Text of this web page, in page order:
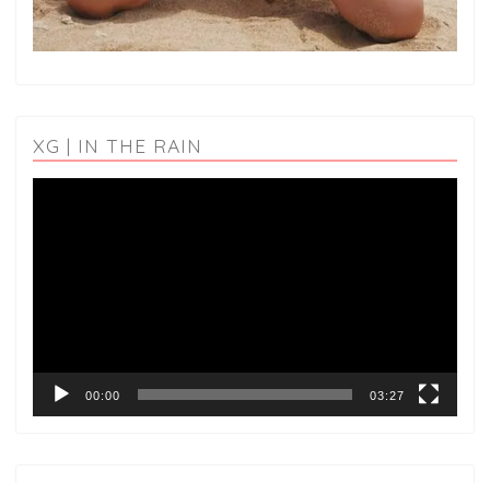
XG | IN THE RAIN
00:00 03:27